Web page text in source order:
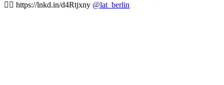
👉🏻 https://lnkd.in/d4Rtjxny @lat_berlin